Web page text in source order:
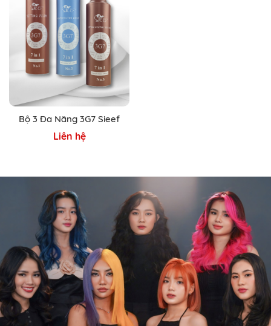
Bộ 3 Đa Năng 3G7 Sieef
Liên hệ